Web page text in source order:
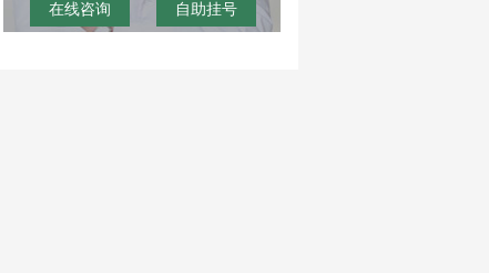
在线咨询 自助挂号